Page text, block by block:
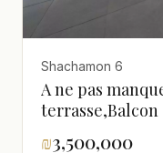
Shachamon 6
A ne pas
₪3,500,000